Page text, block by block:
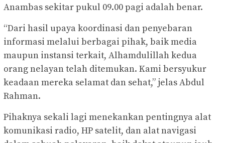
Anambas sekitar pukul 09.00 pagi adalah benar.
“Dari hasil upaya koordinasi dan penyebaran
informasi melalui berbagai pihak, baik media
maupun instansi terkait, Alhamdulillah kedua
orang nelayan telah ditemukan. Kami bersyukur
keadaan mereka selamat dan sehat,” jelas Abdul
Rahman.
Pihaknya sekali lagi menekankan pentingnya alat
komunikasi radio, HP satelit, dan alat navigasi